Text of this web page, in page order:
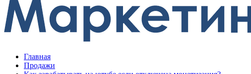
Главная
Продажи